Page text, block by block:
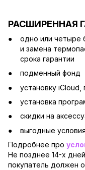
РАСШИРЕННАЯ
одно или четыре
и замена
срока гарантии
подменный фонд
установку
установка
скидки на
выгодные
Подробнее про
Не позднее 14-х
покупатель должен